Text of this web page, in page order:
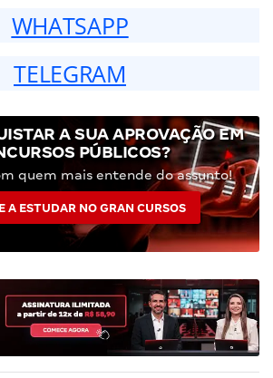
WHATSAPP
TELEGRAM
A SUA APROVAÇÃO EM
PÚBLICOS?
quem mais entende do assunto!
A ESTUDAR NO GRAN CURSOS